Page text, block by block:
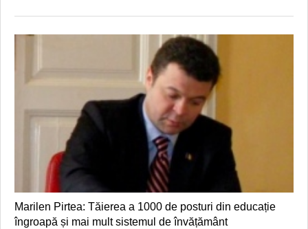
Marilen Pirtea: Tăierea a 1000 de posturi din educație
îngroapă și mai mult sistemul de învățământ